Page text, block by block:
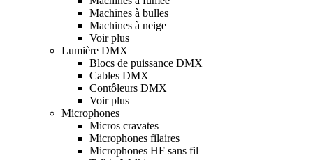
Machines à bulles
Machines à neige
Voir plus
Lumière DMX
Blocs de puissance DMX
Cables DMX
Contôleurs DMX
Voir plus
Microphones
Micros cravates
Microphones filaires
Microphones HF sans fil